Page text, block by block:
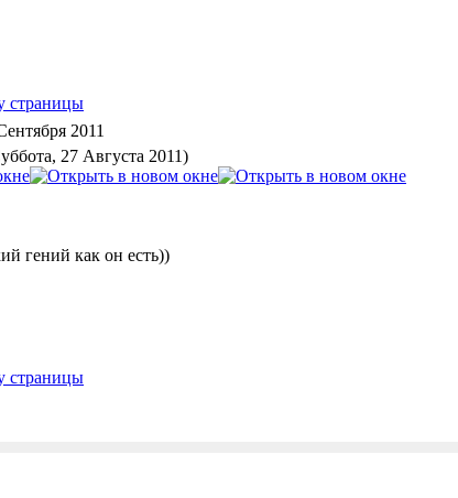
2011
27 Августа 2011)
гений как он есть))